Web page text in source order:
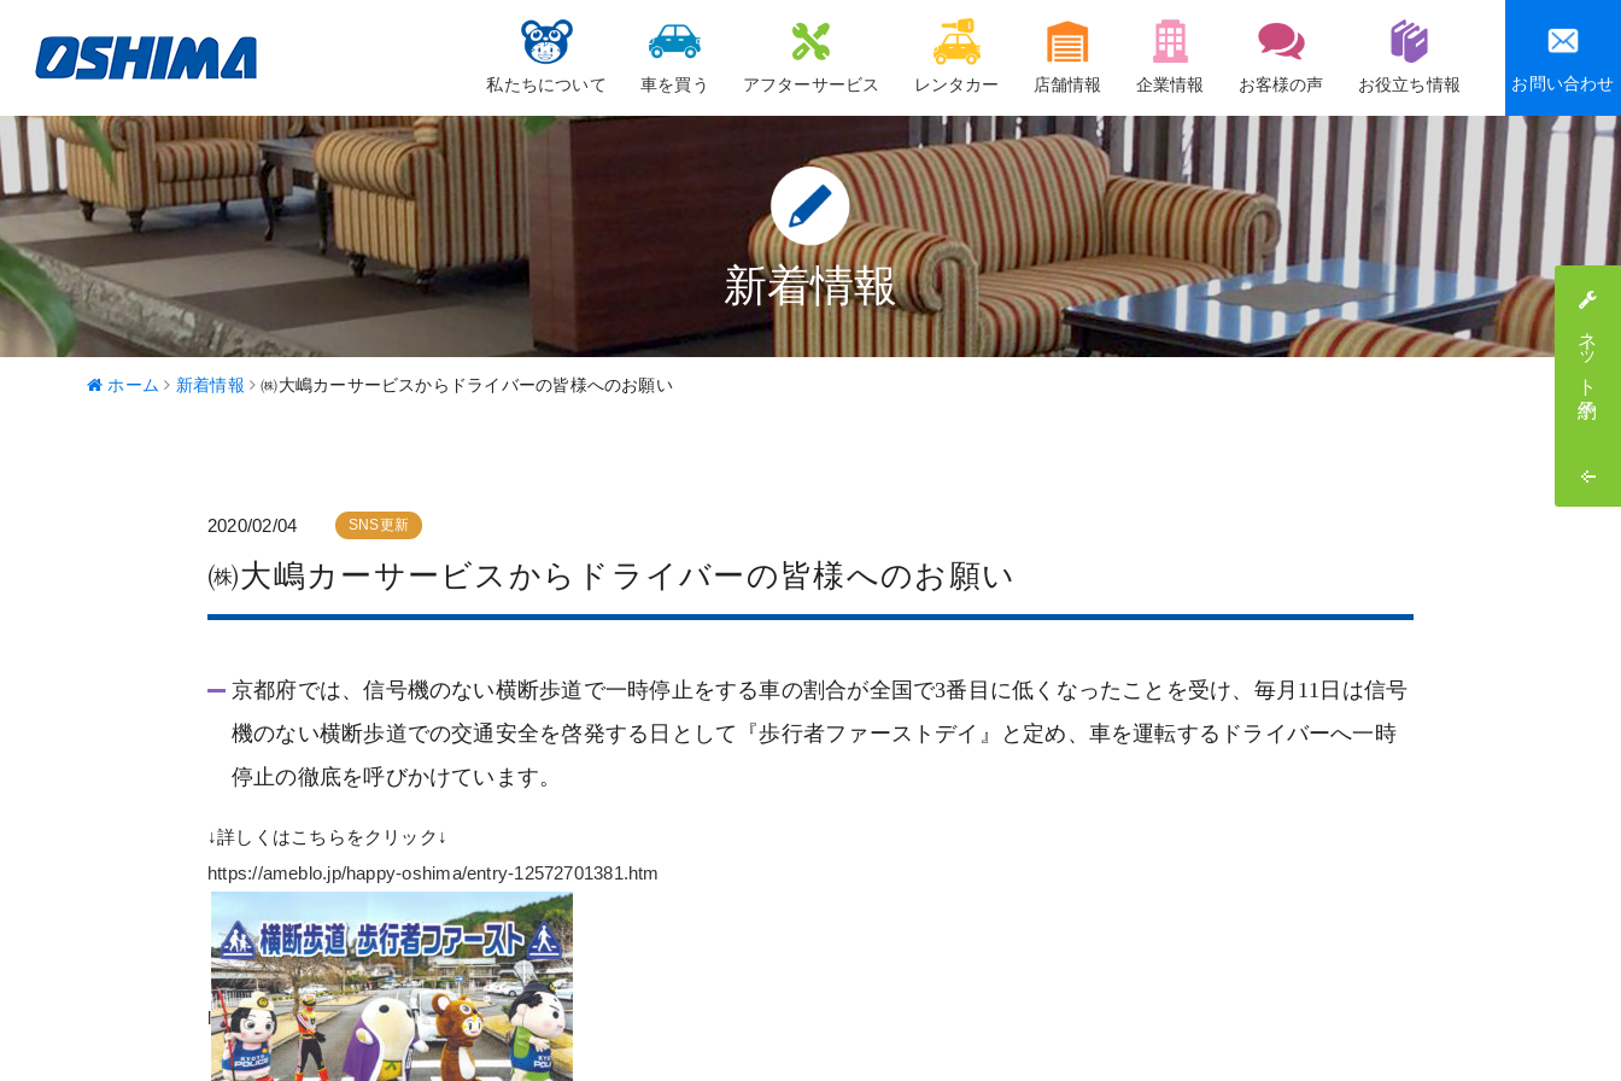
私たちについて 車を買う アフターサービス
整備・修理
鈑金
ロードサービス
レンタカー 店舗情報 企業情報
会社概要
沿革
社会貢献活動
感謝祭・社員旅行
お客様の声 お役立ち情報 お問い合わせ
新着情報
ホーム 新着情報 ㈱大嶋カーサービスからドライバーの皆様へのお願い
2020/02/04 SNS更新
㈱大嶋カーサービスからドライバーの皆様へのお願い
京都府では、信号機のない横断歩道で一時停止をする車の割合が全国で3番目に低くなったことを受け、毎月11日は信号
機のない横断歩道での交通安全を啓発する日として『歩行者ファーストデイ』と定め、車を運転するドライバーへ一時
停止の徹底を呼びかけています。
↓詳しくはこちらをクリック↓
https://ameblo.jp/happy-oshima/entry-12572701381.htm
l
ネット予約